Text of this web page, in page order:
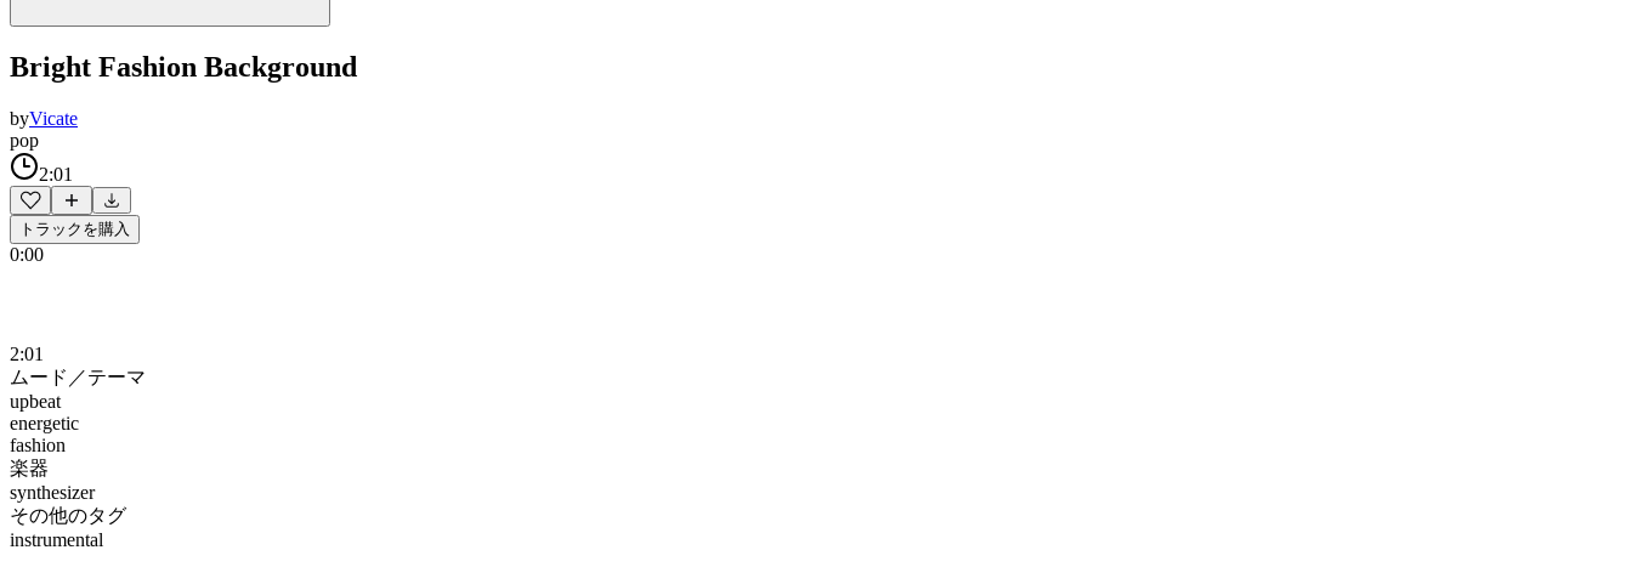
Bright Fashion Background
byVicate
pop
2:01
トラックを購入
0:00
2:01
ムード／テーマ
upbeat
energetic
fashion
楽器
synthesizer
その他のタグ
instrumental